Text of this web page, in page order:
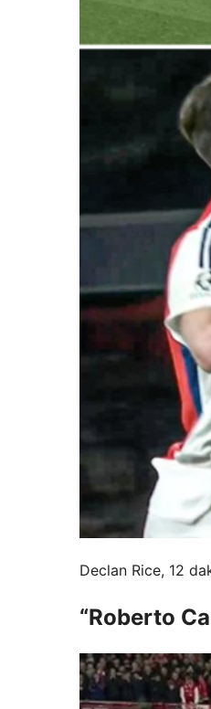
Declan Rice, 12
“Roberto